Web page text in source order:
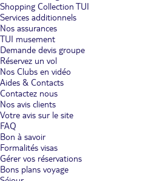
Shopping Collection TUI
Services additionnels
Nos assurances
TUI musement
Demande devis groupe
Réservez un vol
Nos Clubs en vidéo
Aides & Contacts
Contactez nous
Nos avis clients
Votre avis sur le site
FAQ
Bon à savoir
Formalités visas
Gérer vos réservations
Bons plans voyage